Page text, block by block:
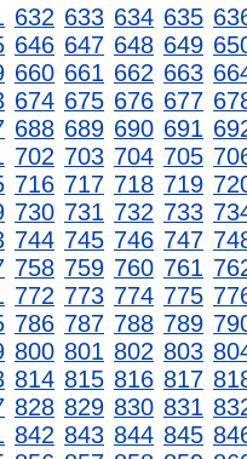
632 633 634 635
646 647 648 649
660 661 662 663
674 675 676 677
688 689 690 691
702 703 704 705
716 717 718 719
730 731 732 733
744 745 746 747
758 759 760 761
772 773 774 775
786 787 788 789
800 801 802 803
814 815 816 817
828 829 830 831
842 843 844 845